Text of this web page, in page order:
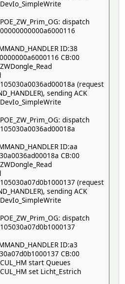
dispatch
ID:38
CB:00
(request
sending ACK
dispatch
ID:aa
CB:00
(request
sending ACK
dispatch
ID:a3
CB:00
start Queues
set Licht_Estrich